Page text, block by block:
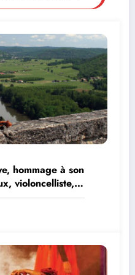
hommage à son
violoncelliste,